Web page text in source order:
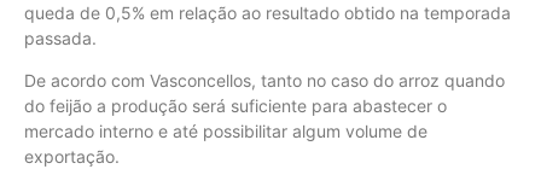
queda de 0,5% em relação ao resultado obtido na temporada
passada.
De acordo com Vasconcellos, tanto no caso do arroz quando
do feijão a produção será suficiente para abastecer o
mercado interno e até possibilitar algum volume de
exportação.